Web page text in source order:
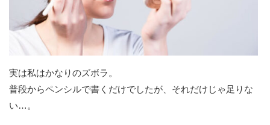
実は私はかなりのズボラ。
普段からペンシルで書くだけでしたが、それだけじゃ足りな
い…。